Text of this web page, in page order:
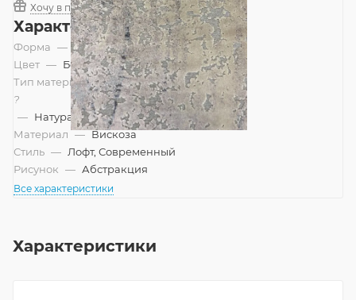
Хочу в подарок
Характеристики
Форма — Прямоугольник
Цвет — Бежевый
Тип материала
?
— Натуральный
Материал — Вискоза
Стиль — Лофт, Современный
Рисунок — Абстракция
Все характеристики
Характеристики